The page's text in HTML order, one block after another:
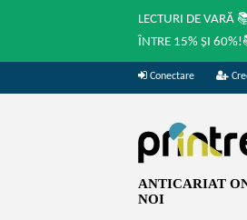
LECTURI DE VARĂ
ÎNTRE 15% ȘI
Conectare
ANTICARIAT
NOI